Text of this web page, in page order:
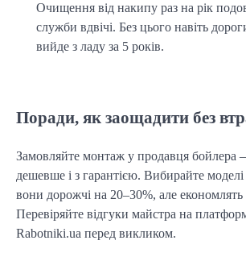
Очищення від накипу раз на рік
служби вдвічі. Без цього навіть
вийде з ладу за 5 років.
Поради, як заощадити без
Замовляйте монтаж у продавця бойлера
дешевше і з гарантією. Вибирайте
вони дорожчі на 20–30%, але економлять
Перевіряйте відгуки майстра на
Rabotniki.ua перед викликом.